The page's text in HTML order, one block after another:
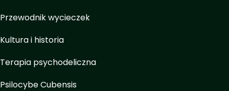
Przewodnik wycieczek
Kultura i historia
Terapia psychodeliczna
Psilocybe Cubensis